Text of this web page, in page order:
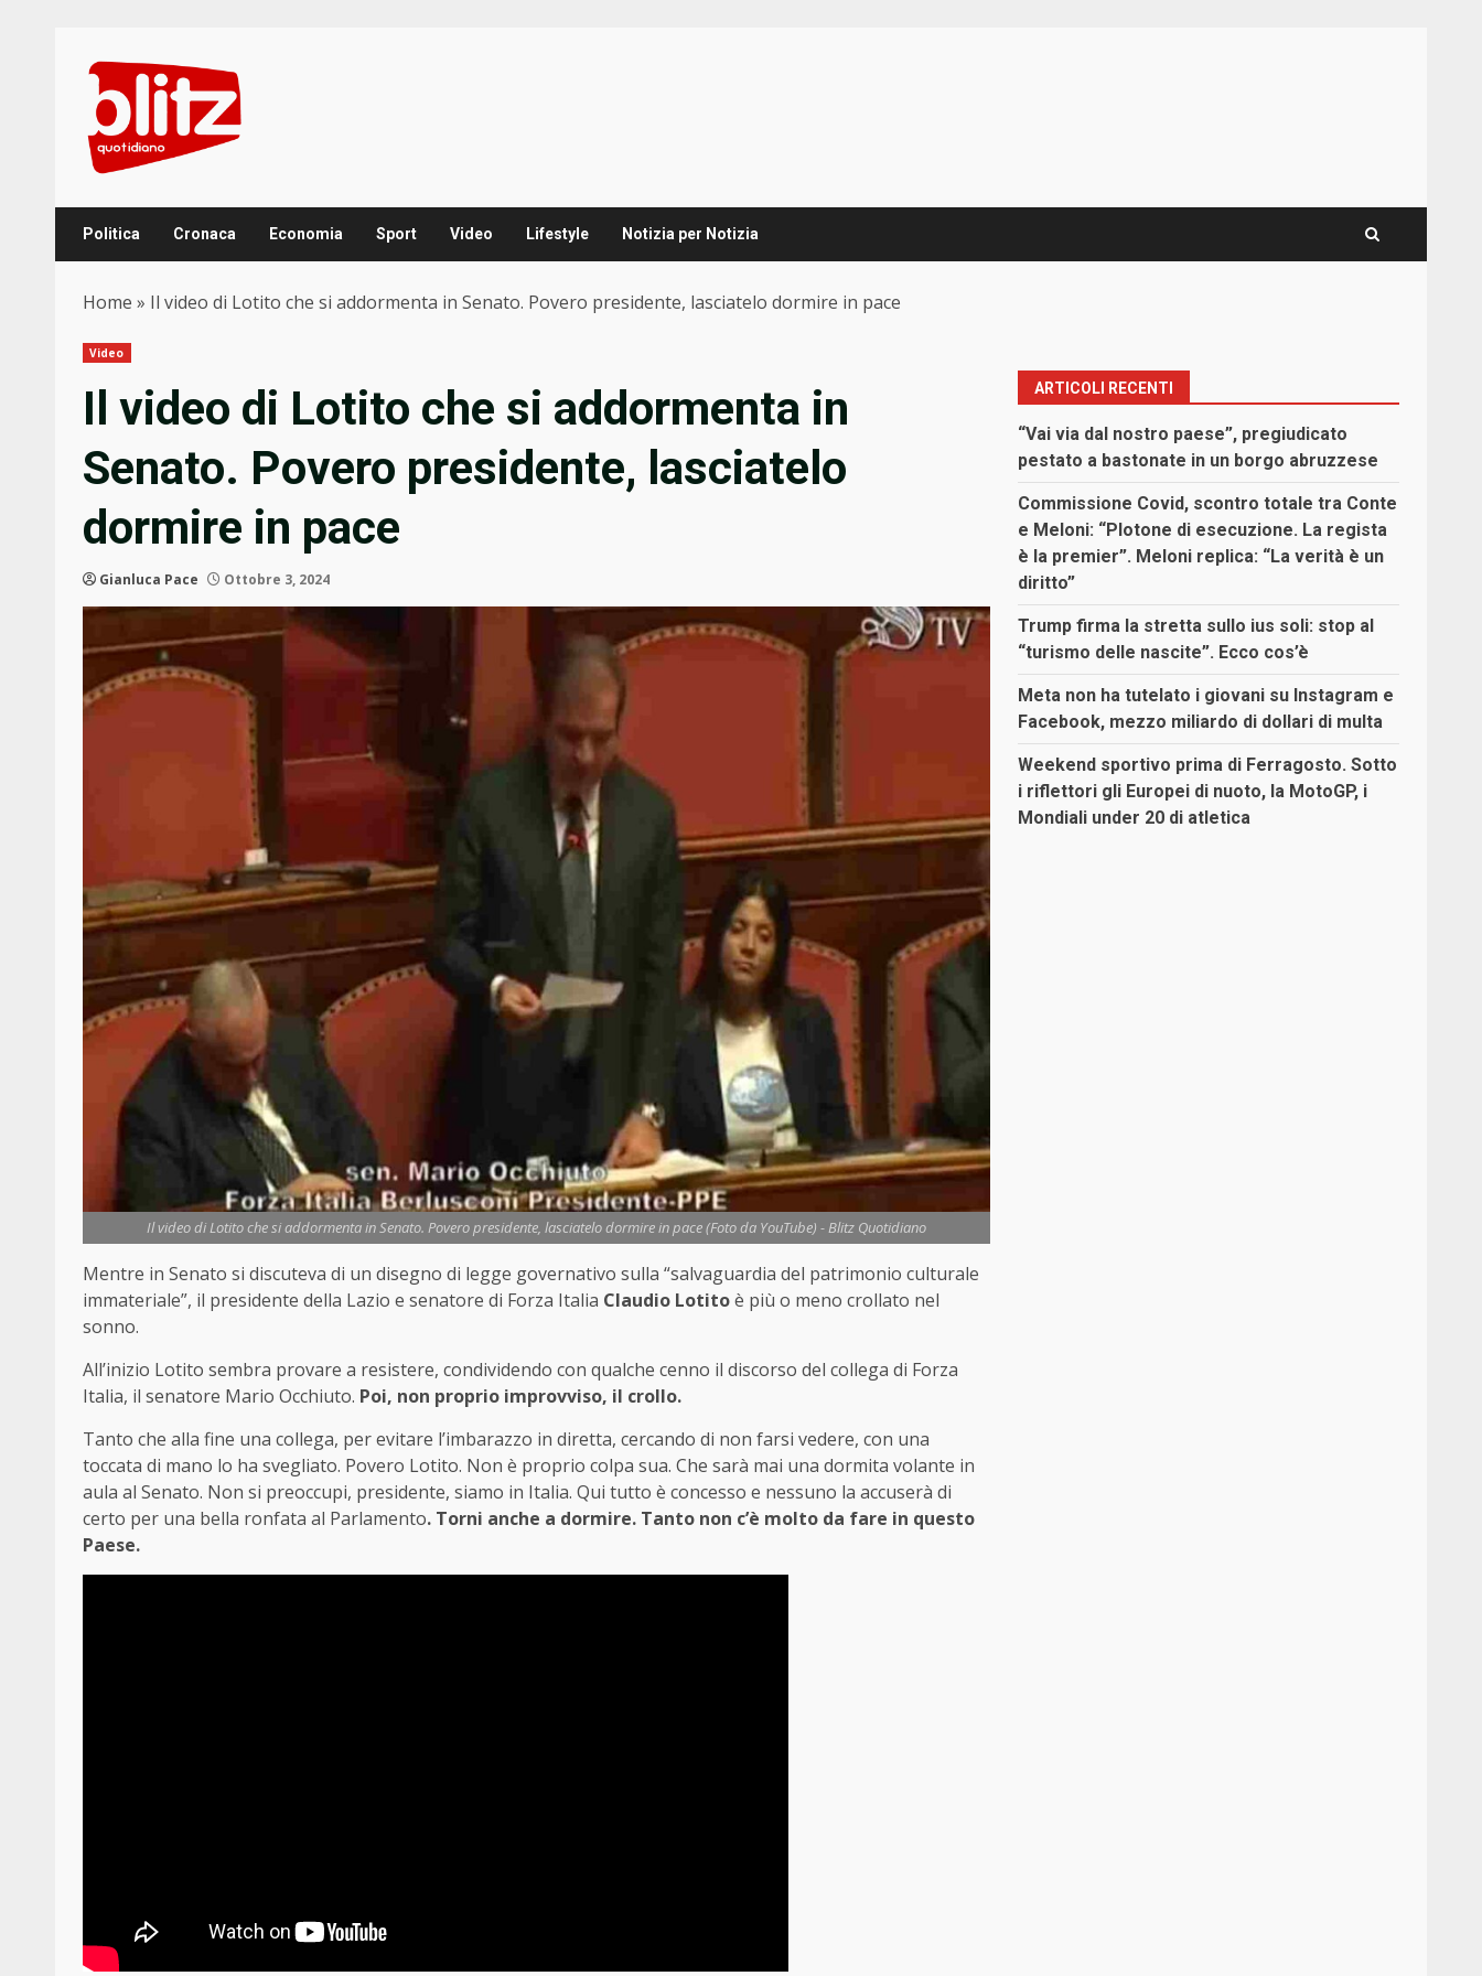
content
Politica Cronaca Economia Sport Video Lifestyle Notizia per Notizia
Home » Il video di Lotito che si addormenta in Senato. Povero presidente, lasciatelo dormire in pace
Video
Il video di Lotito che si addormenta in
Senato. Povero presidente, lasciatelo
dormire in pace
Gianluca Pace Ottobre 3, 2024
Il video di Lotito che si addormenta in Senato. Povero presidente, lasciatelo dormire in pace (Foto da YouTube) - Blitz Quotidiano
Mentre in Senato si discuteva di un disegno di legge governativo sulla “salvaguardia del patrimonio culturale
immateriale”, il presidente della Lazio e senatore di Forza Italia Claudio Lotitoè più o meno crollato nel
sonno.
All’inizio Lotito sembra provare a resistere, condividendo con qualche cenno il discorso del collega di Forza
Italia, il senatore Mario Occhiuto. Poi, non proprio improvviso, il crollo.
Tanto che alla fine una collega, per evitare l’imbarazzo in diretta, cercando di non farsi vedere, con una
toccata di mano lo ha svegliato. Povero Lotito. Non è proprio colpa sua. Che sarà mai una dormita volante in
aula al Senato. Non si preoccupi, presidente, siamo in Italia. Qui tutto è concesso e nessuno la accuserà di
certo per una bella ronfata al Parlamento. Torni anche a dormire. Tanto non c’è molto da fare in questo
Paese.
ARTICOLI RECENTI
“Vai via dal nostro paese”, pregiudicato
pestato a bastonate in un borgo abruzzese
Commissione Covid, scontro totale tra Conte
e Meloni: “Plotone di esecuzione. La regista
è la premier”. Meloni replica: “La verità è un
diritto”
Trump firma la stretta sullo ius soli: stop al
“turismo delle nascite”. Ecco cos’è
Meta non ha tutelato i giovani su Instagram e
Facebook, mezzo miliardo di dollari di multa
Weekend sportivo prima di Ferragosto. Sotto
i riflettori gli Europei di nuoto, la MotoGP, i
Mondiali under 20 di atletica